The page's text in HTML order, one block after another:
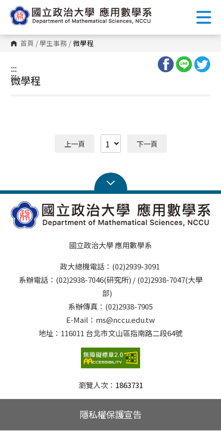
到
主
內
容 首頁 /學生事務 / 微學程
:::
:::
微學程
上一頁 下一頁
國立政治大學 應用數學系
政大總機電話：(02)2939-3091
系辦電話：(02)2938-7046(研究所) / (02)2938-7047(大學
部)
系辦傳真：(02)2938-7905
E-Mail：ms@nccu.edu.tw
地址：116011 台北市文山區指南路二段64號
瀏覽人次： 1863731
隱私權保護宣告